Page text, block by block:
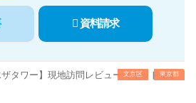
資料請求
文京区 東京都